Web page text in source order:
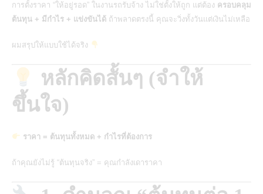
การตั้งราคา “ให้อยู่รอด” ในงานรถรับจ้าง ไม่ใช่ตั้งให้ถูก แต่ต้อง ครอบคลุม
ต้นทุน + มีกำไร + แข่งขันได้ ถ้าพลาดตรงนี้ คุณจะวิ่งทั้งวันแต่เงินไม่เหลือ
ผมสรุปให้แบบใช้ได้จริง
หลักคิดสั้นๆ (จำให้
ขึ้นใจ)
ราคา = ต้นทุนทั้งหมด + กำไรที่ต้องการ
ถ้าคุณยังไม่รู้ “ต้นทุนจริง” = คุณกำลังเดาราคา